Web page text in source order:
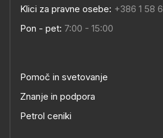
Klici za pravne osebe: +386 1 58
Pon - pet: 7:00 - 15:00
Pomoč in svetovanje
Znanje in podpora
Petrol ceniki